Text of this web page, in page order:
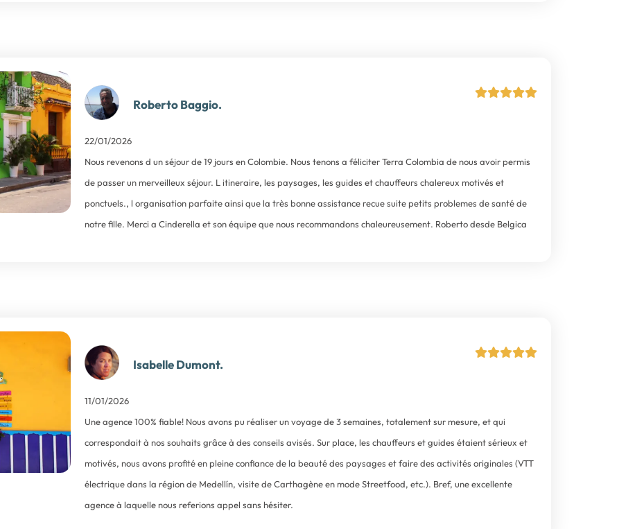
Roberto Baggio.
22/01/2026
Nous revenons d un séjour de 19 jours en Colombie. Nous tenons a féliciter Terra Colombia de nous avoir permis
de passer un merveilleux séjour. L itineraire, les paysages, les guides et chauffeurs chalereux motivés et
ponctuels., l organisation parfaite ainsi que la très bonne assistance recue suite petits problemes de santé de
notre fille. Merci a Cinderella et son équipe que nous recommandons chaleureusement. Roberto desde Belgica
Isabelle Dumont.
11/01/2026
Une agence 100% fiable! Nous avons pu réaliser un voyage de 3 semaines, totalement sur mesure, et qui
correspondait à nos souhaits grâce à des conseils avisés. Sur place, les chauffeurs et guides étaient sérieux et
motivés, nous avons profité en pleine confiance de la beauté des paysages et faire des activités originales (VTT
électrique dans la région de Medellín, visite de Carthagène en mode Streetfood, etc.). Bref, une excellente
agence à laquelle nous referions appel sans hésiter.